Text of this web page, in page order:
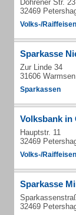
Döhrener Str. 23
32469
Volks-/
Sparkasse
Zur Linde 34
31606 Warmsen
Sparkassen
Volksbank in
Hauptstr. 11
32469
Volks-/
Sparkasse
32469